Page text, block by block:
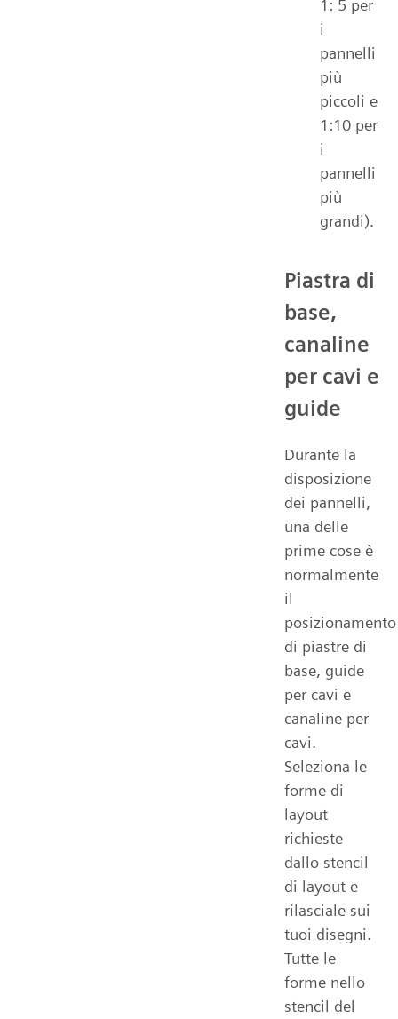
1: 5 per
i
pannelli
più
piccoli e
1:10 per
i
pannelli
più
grandi).
Piastra di
base,
canaline
per cavi e
guide
Durante la
disposizione
dei pannelli,
una delle
prime cose è
normalmente
il
posizionamento
di piastre di
base, guide
per cavi e
canaline per
cavi.
Seleziona le
forme di
layout
richieste
dallo stencil
di layout e
rilasciale sui
tuoi disegni.
Tutte le
forme nello
stencil del